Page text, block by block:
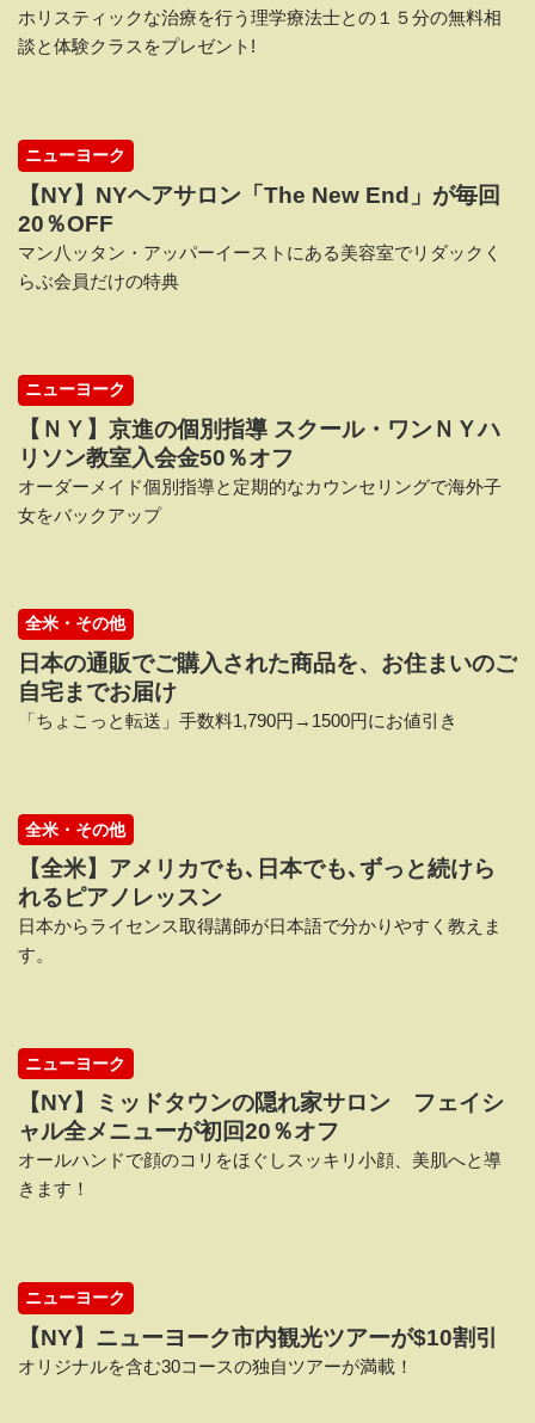
ホリスティックな治療を行う理学療法士との１５分の無料相
談と体験クラスをプレゼント!
ニューヨーク
【NY】NYヘアサロン「The New End」が毎回
20％OFF
マン八ッタン・アッパーイーストにある美容室でリダックく
らぶ会員だけの特典
ニューヨーク
【ＮＹ】京進の個別指導 スクール・ワンＮＹハ
リソン教室入会金50％オフ
オーダーメイド個別指導と定期的なカウンセリングで海外子
女をバックアップ
全米・その他
日本の通販でご購入された商品を、お住まいのご
自宅までお届け
「ちょこっと転送」手数料1,790円→1500円にお値引き
全米・その他
【全米】アメリカでも､日本でも､ずっと続けら
れるピアノレッスン
日本からライセンス取得講師が日本語で分かりやすく教えま
す。
ニューヨーク
【NY】ミッドタウンの隠れ家サロン フェイシ
ャル全メニューが初回20％オフ
オールハンドで顔のコリをほぐしスッキリ小顔、美肌へと導
きます！
ニューヨーク
【NY】ニューヨーク市内観光ツアーが$10割引
オリジナルを含む30コースの独自ツアーが満載！